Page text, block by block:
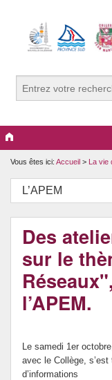
La vie du collège
PRONOTE
La pédagogie.
Projets, clubs et options
Le développement durable.
Vous êtes ici: Accueil > La
L’APEM
Des
sur le
l’APEM.
Le samedi 1er
avec le Collège, s’est
d’informations